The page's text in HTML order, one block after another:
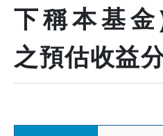
下稱本基金
之預估收益